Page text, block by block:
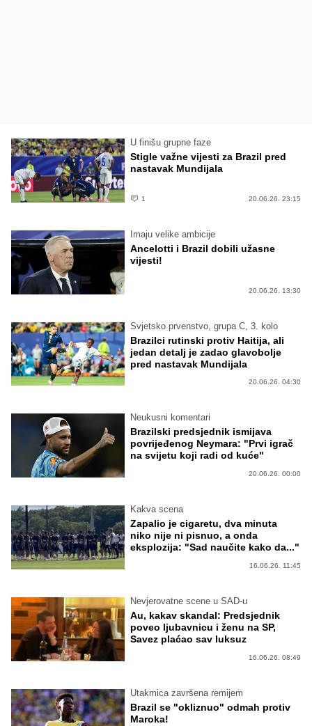
U finišu grupne faze
Stigle važne vijesti za Brazil pred
nastavak Mundijala
1 20.06.26. 23:15
Imaju velike ambicije
Ancelotti i Brazil dobili užasne
vijesti!
20.06.26. 13:30
Svjetsko prvenstvo, grupa C, 3. kolo
Brazilci rutinski protiv Haitija, ali
jedan detalj je zadao glavobolje
pred nastavak Mundijala
20.06.26. 04:30
Neukusni komentari
Brazilski predsjednik ismijava
povrijeđenog Neymara: "Prvi igrač
na svijetu koji radi od kuće"
20.06.26. 00:00
Kakva scena
Zapalio je cigaretu, dva minuta
niko nije ni pisnuo, a onda
eksplozija: "Sad naučite kako da..."
16.06.26. 11:45
Nevjerovatne scene u SAD-u
Au, kakav skandal: Predsjednik
poveo ljubavnicu i ženu na SP,
Savez plaćao sav luksuz
16.06.26. 08:49
Utakmica završena remijem
Brazil se "okliznuo" odmah protiv
Maroka!